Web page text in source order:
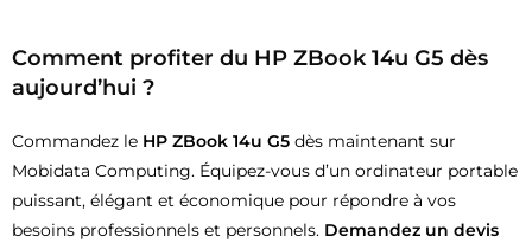
Comment profiter du HP ZBook 14u G5 dès
aujourd’hui ?
Commandez le HP ZBook 14u G5 dès maintenant sur
Mobidata Computing. Équipez-vous d’un ordinateur portable
puissant, élégant et économique pour répondre à vos
besoins professionnels et personnels. Demandez un devis